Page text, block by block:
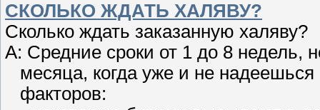
СКОЛЬКО ЖДАТЬ ХАЛЯВУ?
Сколько ждать заказанную халяву?
A: Средние сроки от 1 до 8 недель,
месяца, когда уже и не надеешься
факторов: